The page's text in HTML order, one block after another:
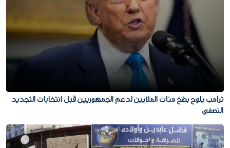
ترامب يلوح بضخ مئات الملايين لدعم الجمهوريين قبل انتخابات التجديد
النصفي